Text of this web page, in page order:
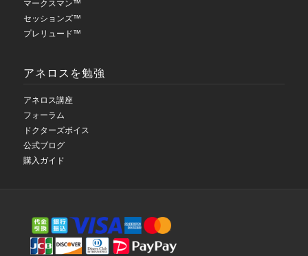
マークスマン™
セッションズ™
プレリュード™
アネロスを勉強
アネロス講座
フォーラム
ドクターズボイス
公式ブログ
購入ガイド